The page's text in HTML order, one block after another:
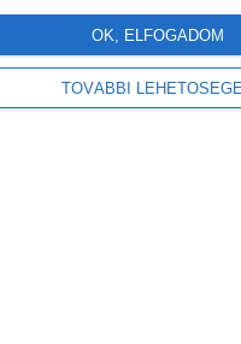
TOVÁBBI
OK, ELFOGADOM